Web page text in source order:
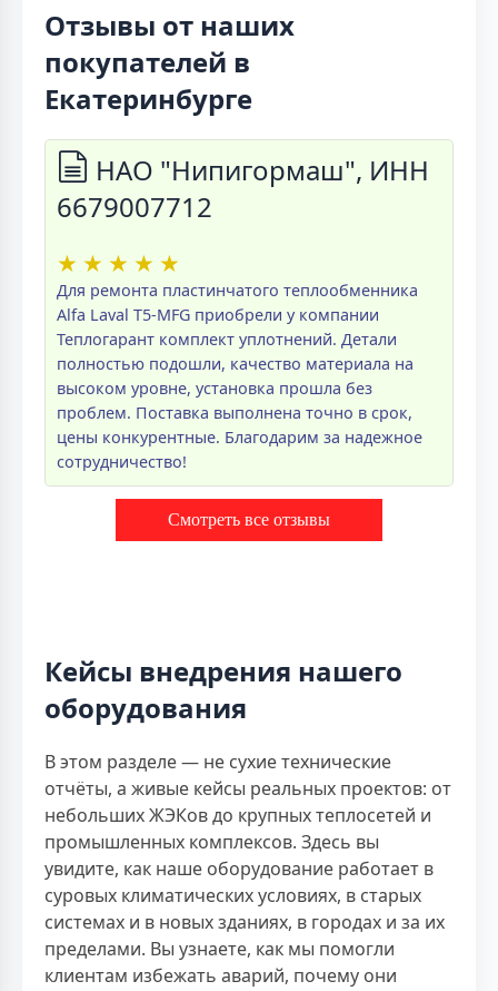
Отзывы от наших
покупателей в
Екатеринбурге
НАО "Нипигормаш", ИНН
6679007712
★ ★ ★ ★ ★
Для ремонта пластинчатого теплообменника
Alfa Laval T5-MFG приобрели у компании
Теплогарант комплект уплотнений. Детали
полностью подошли, качество материала на
высоком уровне, установка прошла без
проблем. Поставка выполнена точно в срок,
цены конкурентные. Благодарим за надежное
сотрудничество!
Смотреть все отзывы
Кейсы внедрения нашего
оборудования
В этом разделе — не сухие технические
отчёты, а живые кейсы реальных проектов: от
небольших ЖЭКов до крупных теплосетей и
промышленных комплексов. Здесь вы
увидите, как наше оборудование работает в
суровых климатических условиях, в старых
системах и в новых зданиях, в городах и за их
пределами. Вы узнаете, как мы помогли
клиентам избежать аварий, почему они